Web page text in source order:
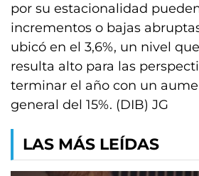
por su estacionalidad
incrementos o bajas
ubicó en el 3,6%, un nivel
resulta alto para las
terminar el año con un
general del 15%. (DIB) JG
LAS MÁS LEÍDAS